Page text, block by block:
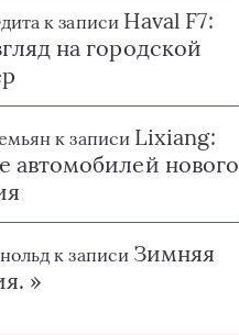
к записи Haval F7:
на городской
к записи Lixiang:
автомобилей нового
к записи Зимняя
»